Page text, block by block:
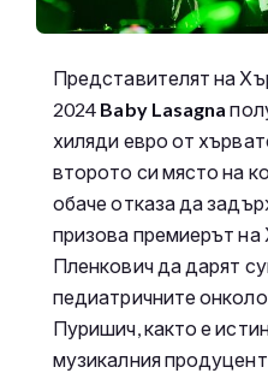
Представителят на
2024 Baby Lasagna
хиляди евро от
второто си място на
обаче отказа да
призова премиерът
Пленкович да дарят
педиатричните
Пуришич, както е
музикалния